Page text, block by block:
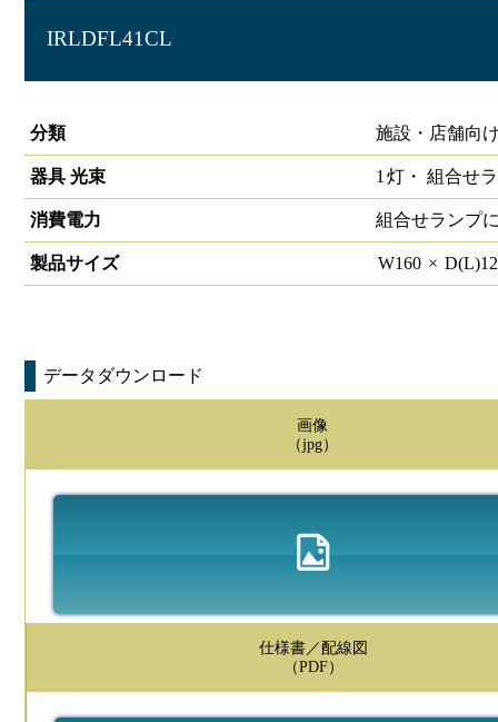
IRLDFL41CL
分類
施設・店舗向
器具 光束 1 灯・ 組合せ
消費電力 組合せランプ
製品サイズ W160 × D(L)
データダウンロード
画像
（jpg）
仕様書／配線図
（PDF）